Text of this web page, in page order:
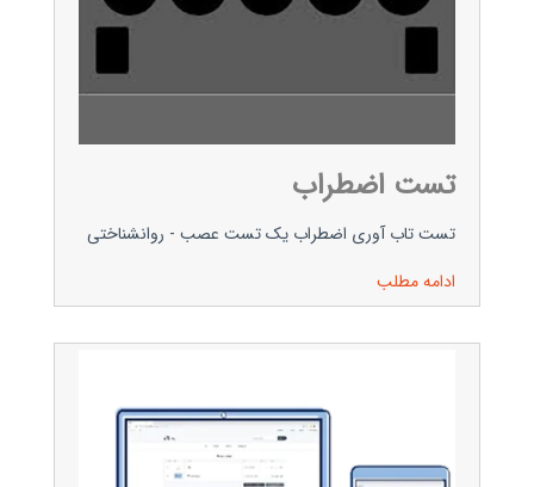
تست اضطراب
تست تاب آوری اضطراب یک تست عصب - روانشناختی
ادامه مطلب